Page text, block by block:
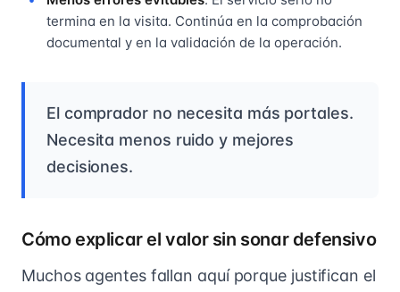
termina en la visita. Continúa en la comprobación
documental y en la validación de la operación.
El comprador no necesita más portales.
Necesita menos ruido y mejores
decisiones.
Cómo explicar el valor sin sonar defensivo
Muchos agentes fallan aquí porque justifican el